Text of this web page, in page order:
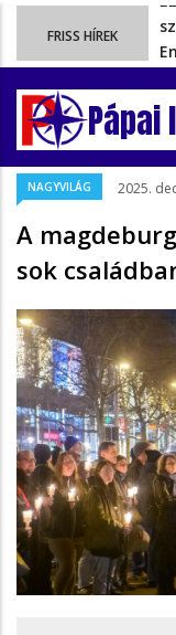
FRISS HÍREK
A
Pápai
NAGYVILÁG 2025.
A
sok